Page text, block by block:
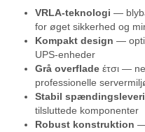
VRLA-teknologi —
for øget sikkerhed og
Kompakt design —
UPS-enheder
Grå overflade έτσι —
professionelle
Stabil
tilsluttede komponenter
Robust konstruktion —